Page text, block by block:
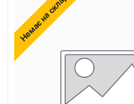
Немає на складі